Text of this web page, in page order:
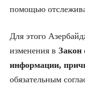
помощью
Для этого
изменения в Закон
информации,
обязательным